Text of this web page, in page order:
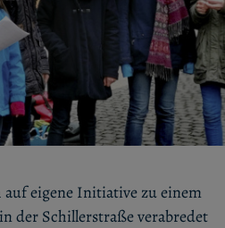
auf eigene Initiative zu einem
der Schillerstraße verabredet